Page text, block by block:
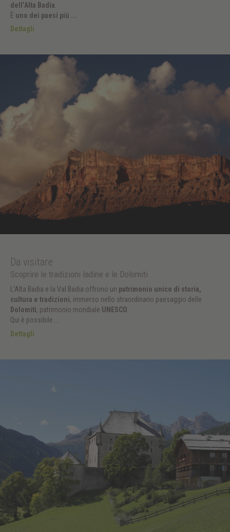
dell’Alta Badia
È uno dei paesi più ...
Dettagli
Da visitare
Scoprire le tradizioni ladine e le Dolomiti
L’Alta Badia e la Val Badia offrono un patrimonio unico di storia,
cultura e tradizioni, immerso nello straordinario paesaggio delle
Dolomiti, patrimonio mondiale UNESCO.
Qui è possibile ...
Dettagli